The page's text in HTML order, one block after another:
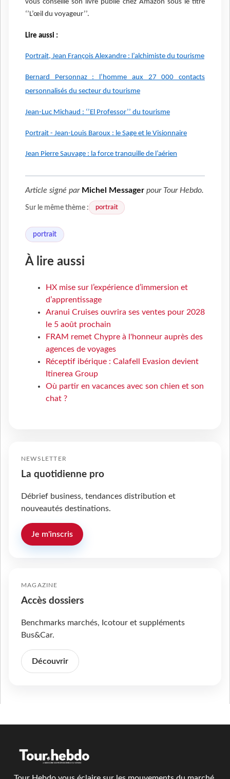
vous conseille son livre publié chez Amazon sous le titre
‘’L’œil du voyageur’’.
Lire aussi :
Portrait, Jean François Alexandre : l’alchimiste du tourisme
Bernard Personnaz : l’homme aux 27 000 contacts
personnalisés du secteur du tourisme
Jean-Luc Michaud : ‘’El Professor’’ du tourisme
Portrait - Jean-Louis Baroux : le Sage et le Visionnaire
Jean Pierre Sauvage : la force tranquille de l’aérien
Article signé par Michel Messager pour Tour Hebdo.
Sur le même thème : portrait
portrait
À lire aussi
HX mise sur l’expérience d’immersion et
d’apprentissage
Aranui Cruises ouvrira ses ventes pour 2028
le 5 août prochain
FRAM remet Chypre à l'honneur auprès des
agences de voyages
Réceptif ibérique : Calafell Evasion devient
Itinerea Group
Où partir en vacances avec son chien et son
chat ?
NEWSLETTER
La quotidienne pro
Débrief business, tendances distribution et
nouveautés destinations.
Je m'inscris
MAGAZINE
Accès dossiers
Benchmarks marchés, Icotour et suppléments
Bus&Car.
Découvrir